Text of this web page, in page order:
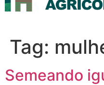
Tag:
Semeando